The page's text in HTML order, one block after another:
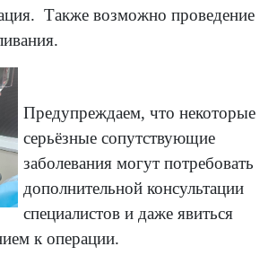
Также возможно проведение
Предупреждаем, что некоторые
серьёзные сопутствующие
заболевания могут потребовать
дополнительной консультации
специалистов и даже явиться
к операции.